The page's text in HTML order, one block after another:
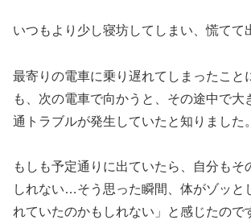
いつもより少し寝坊してしまい、慌てて
最寄りの電車に乗り遅れてしまったこと
も、次の電車で向かうと、その途中で大
通トラブルが発生していたと知りました。
もしも予定通りに出ていたら、自分もそ
しれない…そう思った瞬間、体がゾッと
れていたのかもしれない」と感じたので